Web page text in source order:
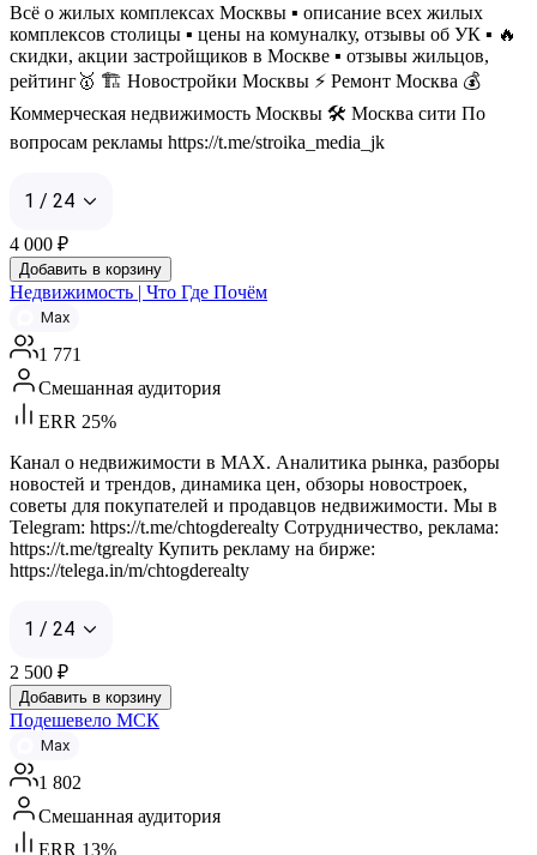
Всё о жилых комплексах Москвы ▪️ описание всех жилых
комплексов столицы ▪️ цены на комуналку, отзывы об УК ▪️ 🔥
скидки, акции застройщиков в Москве ▪️ отзывы жильцов,
рейтинг🥇 🏗️ Новостройки Москвы ⚡️ Ремонт Москва 💰
Коммерческая недвижимость Москвы 🛠️ Москва сити По
вопросам рекламы https://t.me/stroika_media_jk
1 / 24
4 000 ₽
Добавить в корзину
Недвижимость | Что Где Почём
Max
1 771
Смешанная аудитория
ERR 25%
Канал о недвижимости в MAX. Аналитика рынка, разборы
новостей и трендов, динамика цен, обзоры новостроек,
советы для покупателей и продавцов недвижимости. Мы в
Telegram: https://t.me/chtogderealty Сотрудничество, реклама:
https://t.me/tgrealty Купить рекламу на бирже:
https://telega.in/m/chtogderealty
1 / 24
2 500 ₽
Добавить в корзину
Подешевело МСК
Max
1 802
Смешанная аудитория
ERR 13%